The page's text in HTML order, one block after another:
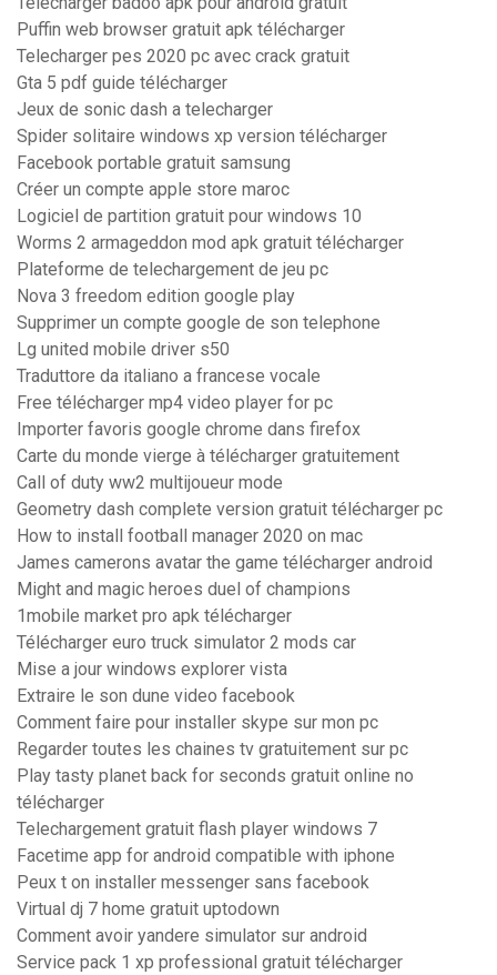
Puffin web browser gratuit apk télécharger
Telecharger pes 2020 pc avec crack gratuit
Gta 5 pdf guide télécharger
Jeux de sonic dash a telecharger
Spider solitaire windows xp version télécharger
Facebook portable gratuit samsung
Créer un compte apple store maroc
Logiciel de partition gratuit pour windows 10
Worms 2 armageddon mod apk gratuit télécharger
Plateforme de telechargement de jeu pc
Nova 3 freedom edition google play
Supprimer un compte google de son telephone
Lg united mobile driver s50
Traduttore da italiano a francese vocale
Free télécharger mp4 video player for pc
Importer favoris google chrome dans firefox
Carte du monde vierge à télécharger gratuitement
Call of duty ww2 multijoueur mode
Geometry dash complete version gratuit télécharger pc
How to install football manager 2020 on mac
James camerons avatar the game télécharger android
Might and magic heroes duel of champions
1mobile market pro apk télécharger
Télécharger euro truck simulator 2 mods car
Mise a jour windows explorer vista
Extraire le son dune video facebook
Comment faire pour installer skype sur mon pc
Regarder toutes les chaines tv gratuitement sur pc
Play tasty planet back for seconds gratuit online no
télécharger
Telechargement gratuit flash player windows 7
Facetime app for android compatible with iphone
Peux t on installer messenger sans facebook
Virtual dj 7 home gratuit uptodown
Comment avoir yandere simulator sur android
Service pack 1 xp professional gratuit télécharger